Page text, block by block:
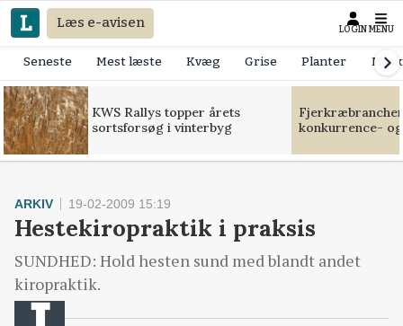
Læs e-avisen LOGIN MENU
Seneste Mest læste Kvæg Grise Planter
KWS Rallys topper årets
sortsforsøg i vinterbyg
konkurrence-
ARKIV 19-02-2009 15:19
Hestekiropraktik i praksis
SUNDHED: Hold hesten sund med blandt andet
kiropraktik.